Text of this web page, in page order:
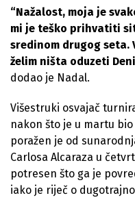
“Nažalost, moja je
mi je teško prihvatiti
sredinom drugog seta.
želim ništa oduzeti
dodao je Nadal.
Višestruki osvajač
nakon što je u martu
poražen je od
Carlosa Alcaraza u
potresen što ga je
iako je riječ o